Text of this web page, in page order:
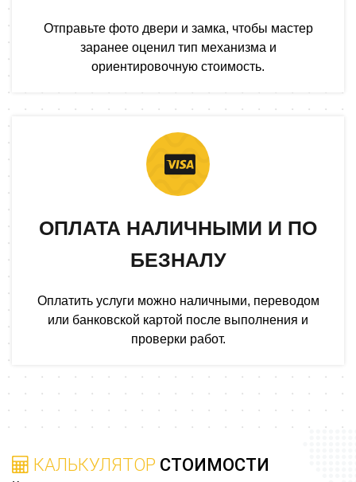
Отправьте фото двери и замка, чтобы мастер
заранее оценил тип механизма и
ориентировочную стоимость.
ОПЛАТА НАЛИЧНЫМИ И ПО
БЕЗНАЛУ
Оплатить услуги можно наличными, переводом
или банковской картой после выполнения и
проверки работ.
КАЛЬКУЛЯТОР СТОИМОСТИ